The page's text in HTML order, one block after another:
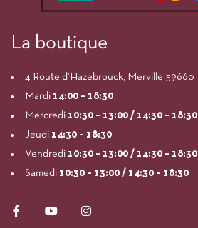
La boutique
4 Route d’Hazebrouck, Merville 59660
Mardi 14:00 – 18:30
Mercredi 10:30 – 13:00 / 14:30 – 18:30
Jeudi 14:30 – 18:30
Vendredi 10:30 – 13:00 / 14:30 – 18:30
Samedi 10:30 – 13:00 / 14:30 – 18:30